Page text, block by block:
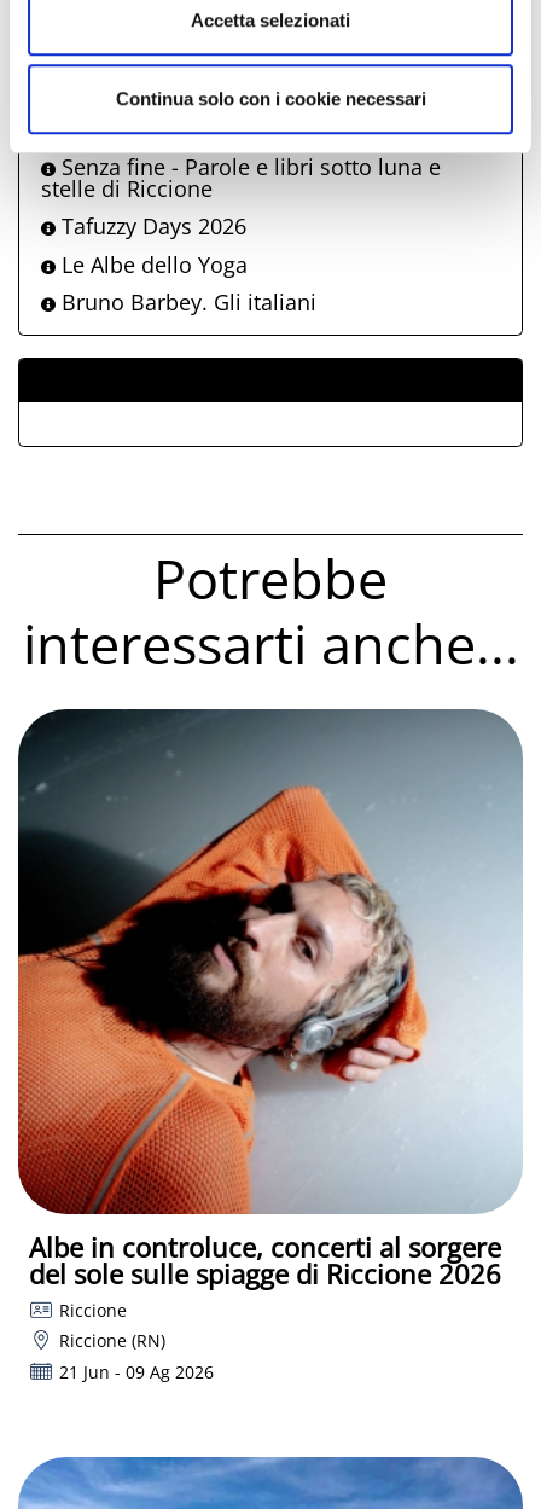
Accetta selezionati
Continua solo con i cookie necessari
sole sulle spiagge di Riccione 2026
Riccione Music City | Eiffel 65
Riccione Music City | Zero Assoluto
Riccione Family Show
Senza fine - Parole e libri sotto luna e
stelle di Riccione
Tafuzzy Days 2026
Le Albe dello Yoga
Bruno Barbey. Gli italiani
Potrebbe
interessarti anche...
Albe in controluce, concerti al sorgere
del sole sulle spiagge di Riccione 2026
Riccione
Riccione (RN)
21 Jun - 09 Ag 2026